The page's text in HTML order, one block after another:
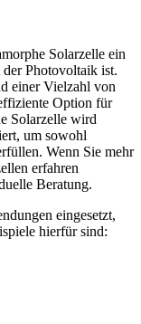
Solarzelle ein
Photovoltaik ist.
einer Vielzahl von
Option für
Solarzelle wird
um sowohl
Wenn Sie mehr
erfahren
Beratung.
eingesetzt,
hierfür sind: